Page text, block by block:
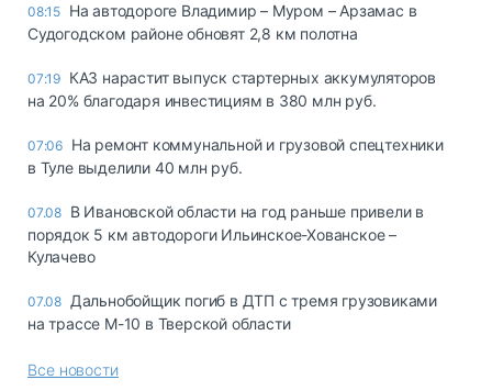
08:15 На автодороге Владимир – Муром – Арзамас в
Судогодском районе обновят 2,8 км полотна
07:19 КАЗ нарастит выпуск стартерных аккумуляторов
на 20% благодаря инвестициям в 380 млн руб.
07:06 На ремонт коммунальной и грузовой спецтехники
в Туле выделили 40 млн руб.
07.08 В Ивановской области на год раньше привели в
порядок 5 км автодороги Ильинское-Хованское –
Кулачево
07.08 Дальнобойщик погиб в ДТП с тремя грузовиками
на трассе М-10 в Тверской области
Все новости